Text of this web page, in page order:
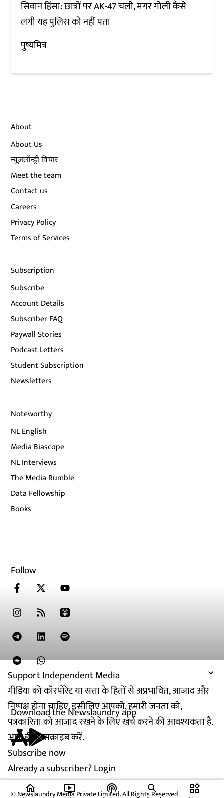
Support Independent Media
मीडिया को कॉरपोरेट या सत्ता के हितों से अप्रभावित, आजाद और
निष्पक्ष होना चाहिए. इसीलिए आपको, हमारी जनता को,
पत्रकारिता को आजाद रखने के लिए खर्च करने की आवश्यकता है.
आज ही सब्सक्राइब करें.
Subscribe now
Already a subscriber?Login
सिवान हिंसा: छात्रों पर AK-47 चली, मगर गोली कैसे
लगी यह पुलिस को नहीं पता
पुष्यमित्र
About
About Us
न्यूज़लॉन्ड्री विचार
Meet the team
Contact us
Careers
Privacy Policy
Terms of Services
Subscription
Subscribe
Account Details
Subscriber FAQ
Paywall Stories
Podcast Letters
Student Subscription
Newsletters
Noteworthy
NL English
Media Biascope
NL Interviews
The Media Rumble
Data Fellowship
Books
Follow
Download the Newslaundry app
© Newslaundry Media Private Limited. All Rights Reserved.
home ondemand_video podcasts widgets